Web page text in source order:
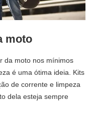
moto
da moto nos mínimos
é uma ótima ideia. Kits
de corrente e limpeza
dela esteja sempre